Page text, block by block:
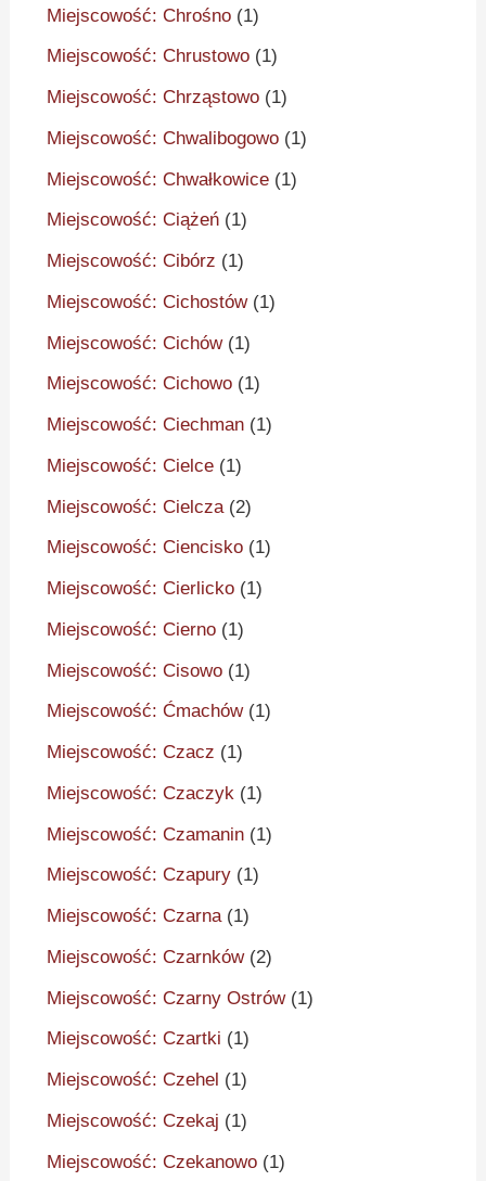
Miejscowość: Chrośno (1)
Miejscowość: Chrustowo (1)
Miejscowość: Chrząstowo (1)
Miejscowość: Chwalibogowo (1)
Miejscowość: Chwałkowice (1)
Miejscowość: Ciążeń (1)
Miejscowość: Cibórz (1)
Miejscowość: Cichostów(1)
Miejscowość: Cichów(1)
Miejscowość: Cichowo (1)
Miejscowość: Ciechman (1)
Miejscowość: Cielce (1)
Miejscowość: Cielcza (2)
Miejscowość: Ciencisko (1)
Miejscowość: Cierlicko (1)
Miejscowość: Cierno (1)
Miejscowość: Cisowo (1)
Miejscowość: Ćmachów(1)
Miejscowość: Czacz (1)
Miejscowość: Czaczyk (1)
Miejscowość: Czamanin (1)
Miejscowość: Czapury (1)
Miejscowość: Czarna(1)
Miejscowość: Czarnków(2)
Miejscowość: Czarny Ostrów(1)
Miejscowość: Czartki (1)
Miejscowość: Czehel (1)
Miejscowość: Czekaj (1)
Miejscowość: Czekanowo (1)